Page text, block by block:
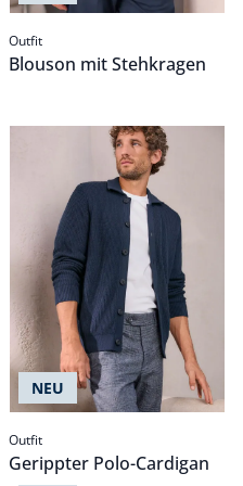
Outfit
Blouson mit Stehkragen
Gerippter Polo-Cardigan
Passform Outfit.
NEU
Outfit
Gerippter Polo-Cardigan